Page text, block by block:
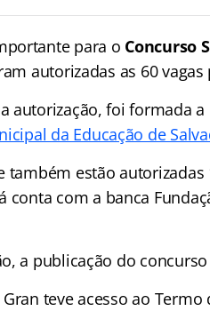
para o Concurso
autorizadas as 60
autorização, foi formada
da Educação de
também estão autorizadas
conta com a banca
a publicação do
teve acesso ao